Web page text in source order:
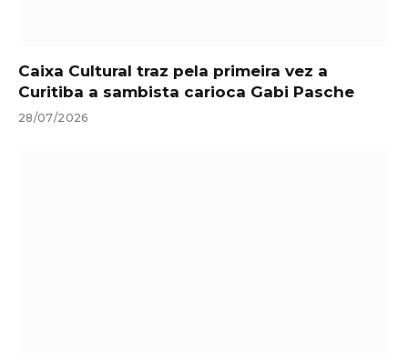
Caixa Cultural traz pela primeira vez a
Curitiba a sambista carioca Gabi Pasche
28/07/2026